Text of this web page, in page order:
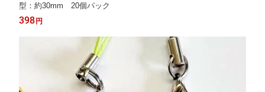
型：約30mm 20個パック
398円